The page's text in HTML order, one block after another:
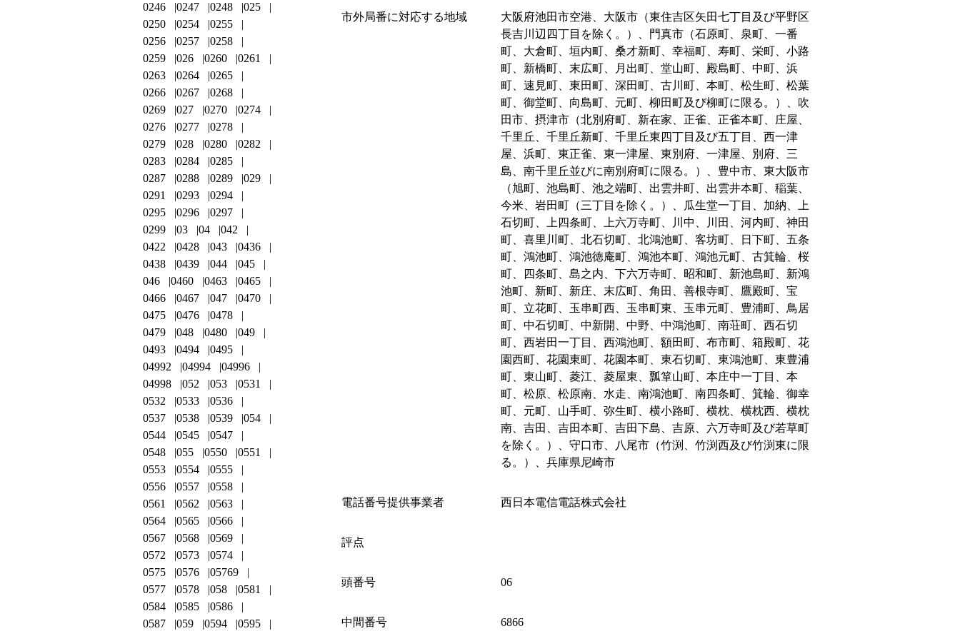
市外局番に対応する地域
大阪府池田市空港、大阪市（東住吉区矢田七丁目及び平野区
長吉川辺四丁目を除く。）、門真市（石原町、泉町、一番
町、大倉町、垣内町、桑才新町、幸福町、寿町、栄町、小路
町、新橋町、末広町、月出町、堂山町、殿島町、中町、浜
町、速見町、東田町、深田町、古川町、本町、松生町、松葉
町、御堂町、向島町、元町、柳田町及び柳町に限る。）、吹
田市、摂津市（北別府町、新在家、正雀、正雀本町、庄屋、
千里丘、千里丘新町、千里丘東四丁目及び五丁目、西一津
屋、浜町、東正雀、東一津屋、東別府、一津屋、別府、三
島、南千里丘並びに南別府町に限る。）、豊中市、東大阪市
（旭町、池島町、池之端町、出雲井町、出雲井本町、稲葉、
今米、岩田町（三丁目を除く。）、瓜生堂一丁目、加納、上
石切町、上四条町、上六万寺町、川中、川田、河内町、神田
町、喜里川町、北石切町、北鴻池町、客坊町、日下町、五条
町、鴻池町、鴻池徳庵町、鴻池本町、鴻池元町、古箕輪、桜
町、四条町、島之内、下六万寺町、昭和町、新池島町、新鴻
池町、新町、新庄、末広町、角田、善根寺町、鷹殿町、宝
町、立花町、玉串町西、玉串町東、玉串元町、豊浦町、鳥居
町、中石切町、中新開、中野、中鴻池町、南荘町、西石切
町、西岩田一丁目、西鴻池町、額田町、布市町、箱殿町、花
園西町、花園東町、花園本町、東石切町、東鴻池町、東豊浦
町、東山町、菱江、菱屋東、瓢箪山町、本庄中一丁目、本
町、松原、松原南、水走、南鴻池町、南四条町、箕輪、御幸
町、元町、山手町、弥生町、横小路町、横枕、横枕西、横枕
南、吉田、吉田本町、吉田下島、吉原、六万寺町及び若草町
を除く。）、守口市、八尾市（竹渕、竹渕西及び竹渕東に限
る。）、兵庫県尼崎市
電話番号提供事業者 西日本電信電話株式会社
評点
頭番号 06
中間番号 6866
0246
0247 0248
025
0250
0254
0255
0256
0257
0258
0259
026 0260
0261
0263
0264
0265
0266
0267
0268
0269
027 0270
0274
0276
0277
0278
0279
028 0280
0282
0283
0284
0285
0287
0288 0289
029
0291
0293
0294
0295
0296
0297
0299
03 04
042
0422
0428 043
0436
0438
0439 044
045
046
0460 0463
0465
0466
0467 047
0470
0475
0476
0478
0479
048 0480
049
0493
0494
0495
04992
04994
04996
04998
052 053
0531
0532
0533
0536
0537
0538 0539
054
0544
0545
0547
0548
055 0550
0551
0553
0554
0555
0556
0557
0558
0561
0562
0563
0564
0565
0566
0567
0568
0569
0572
0573
0574
0575
0576
05769
0577
0578 058
0581
0584
0585
0586
0587
059 0594
0595